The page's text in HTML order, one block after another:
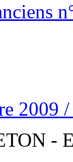
2009
-